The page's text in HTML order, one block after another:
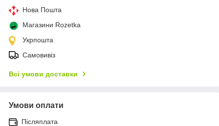
Нова Пошта
Магазини Rozetka
Укрпошта
Самовивіз
Всі умови доставки
Умови оплати
Післяплата